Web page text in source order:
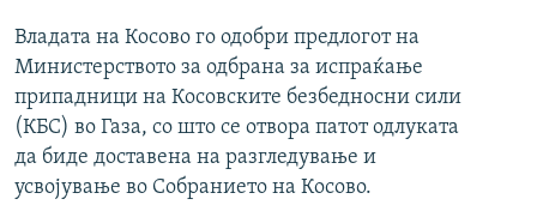
Владата на Косово го одобри предлогот на
Министерството за одбрана за испраќање
припадници на Косовските безбедносни сили
(КБС) во Газа, со што се отвора патот одлуката
да биде доставена на разгледување и
усвојување во Собранието на Косово.